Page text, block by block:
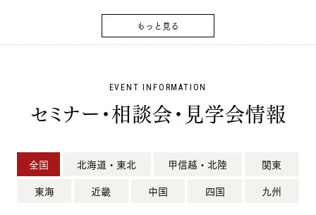
EVENT INFORMATION
セミナー・相談会・見学会情報
全国 北海道・東北 甲信越・北陸
関東
東海
近畿 中国 四国 九州